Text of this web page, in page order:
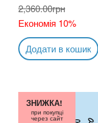
2,360.00грн
Економія 10%
Додати в кошик
ЗНИЖКА!
при покупці
через сайт